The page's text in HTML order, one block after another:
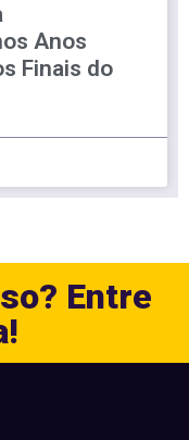
Anos
Finais do
Entre